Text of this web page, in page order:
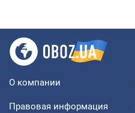
О компании
Правовая информация